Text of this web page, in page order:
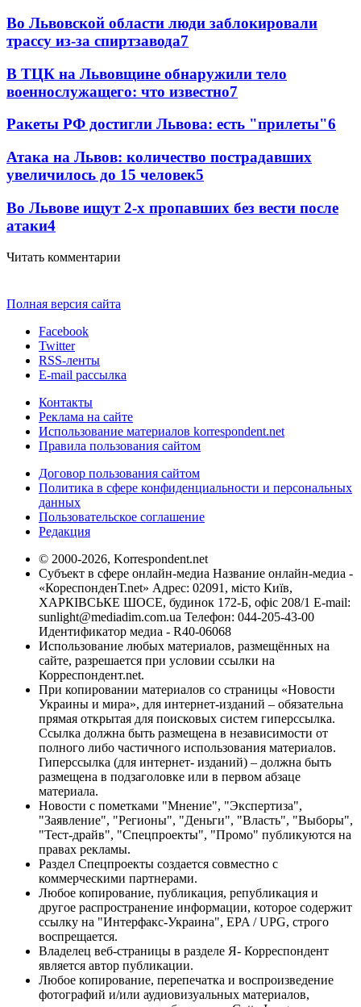
Во Львовской области люди заблокировали
трассу из-за спиртзавода7
В ТЦК на Львовщине обнаружили тело
военнослужащего: что известно7
Ракеты РФ достигли Львова: есть "прилеты"6
Атака на Львов: количество пострадавших
увеличилось до 15 человек5
Во Львове ищут 2-х пропавших без вести после
атаки4
Читать комментарии
Полная версия сайта
Facebook
Twitter
RSS-ленты
E-mail рассылка
Контакты
Реклама на сайте
Использование материалов korrespondent.net
Правила пользования сайтом
Договор пользования сайтом
Политика в сфере конфиденциальности и персональных
данных
Пользовательское соглашение
Редакция
© 2000-2026, Korrespondent.net
Субъект в сфере онлайн-медиа Название онлайн-медиа -
«КореспонденТ.net» Адрес: 02091, місто Київ,
ХАРКІВСЬКЕ ШОСЕ, будинок 172-Б, офіс 208/1 E-mail:
sunlight@mediadim.com.ua Телефон: 044-205-43-00
Идентификатор медиа - R40-06068
Использование любых материалов, размещённых на
сайте, разрешается при условии ссылки на
Корреспондент.net.
При копировании материалов со страницы «Новости
Украины и мира», для интернет-изданий – обязательна
прямая открытая для поисковых систем гиперссылка.
Ссылка должна быть размещена в независимости от
полного либо частичного использования материалов.
Гиперссылка (для интернет- изданий) – должна быть
размещена в подзаголовке или в первом абзаце
материала.
Новости с пометками "Мнение", "Экспертиза",
"Заявление", "Регионы", "Деньги", "Власть", "Выборы",
"Тест-драйв", "Спецпроекты", "Промо" публикуются на
правах рекламы.
Раздел Спецпроекты создается совместно с
коммерческими партнерами.
Любое копирование, публикация, републикация и
другое распространение информации, которое содержит
ссылку на "Интерфакс-Украина", EPA / UPG, строго
воспрещается.
Владелец веб-страницы в разделе Я- Корреспондент
является автор публикации.
Любое копирование, перепечатка и воспроизведение
фотографий и/или аудиовизуальных материалов,